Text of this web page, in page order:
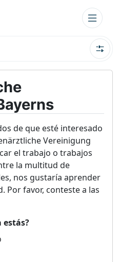
de que esté interesado
Vereinigung
el trabajo o trabajos
la multitud de
nos gustaría aprender
Por favor, conteste a las
estás?